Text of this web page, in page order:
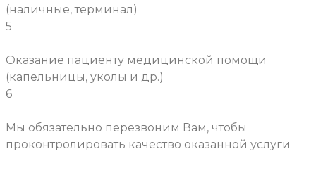
(наличные, терминал)
5
Оказание пациенту медицинской помощи
(капельницы, уколы и др.)
6
Мы обязательно перезвоним Вам, чтобы
проконтролировать качество оказанной услуги